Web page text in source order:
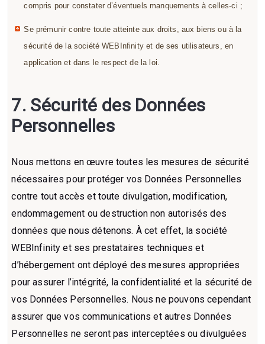
compris pour constater d’éventuels manquements à celles-ci ;
Se prémunir contre toute atteinte aux droits, aux biens ou à la
sécurité de la société WEBInfinity et de ses utilisateurs, en
application et dans le respect de la loi.
7. Sécurité des Données
Personnelles
Nous mettons en œuvre toutes les mesures de sécurité
nécessaires pour protéger vos Données Personnelles
contre tout accès et toute divulgation, modification,
endommagement ou destruction non autorisés des
données que nous détenons. À cet effet, la société
WEBInfinity et ses prestataires techniques et
d’hébergement ont déployé des mesures appropriées
pour assurer l’intégrité, la confidentialité et la sécurité de
vos Données Personnelles. Nous ne pouvons cependant
assurer que vos communications et autres Données
Personnelles ne seront pas interceptées ou divulguées